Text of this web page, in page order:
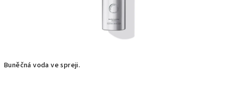
Buněčná voda ve spreji.